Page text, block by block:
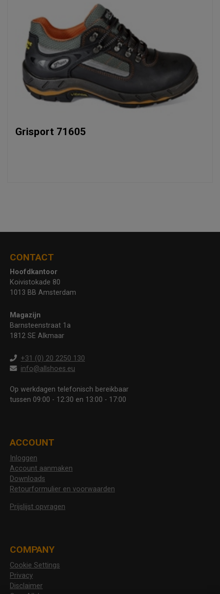
Grisport 71605
CONTACT
Hoofdkantoor
Koivistokade 80
1013 BB Amsterdam
Magazijn
Barnsteenstraat 1a
1812 SE Alkmaar
+31 (0) 20 2250 130
info@allshoes.eu
Op werkdagen telefonisch bereikbaar
tussen 09:00 - 12:30 en 13:00 - 17:00
ACCOUNT
Inloggen
Account aanmaken
Downloads
Retourformulier en voorwaarden
Prijslijst opvragen
COMPANY
Cookie Settings
Privacy
Disclaimer